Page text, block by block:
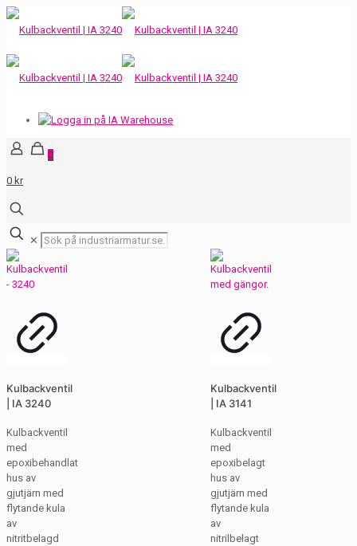
0
0 kr
✕
Kulbackventil
| IA 3240
Kulbackventil
med
epoxibehandlat
hus av
gjutjärn med
flytande kula
av
nitritbelagd
Kulbackventil
| IA 3141
Kulbackventil
med
epoxibelagt
hus av
gjutjärn med
flytande kula
av
nitrilbelagt